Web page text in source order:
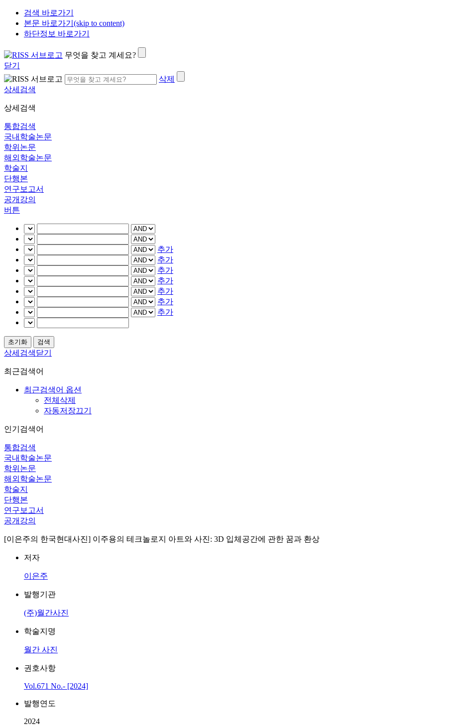
검색 바로가기
본문 바로가기(skip to content)
하단정보 바로가기
무엇을 찾고 계세요?
닫기
삭제
상세검색
상세검색
통합검색
국내학술논문
학위논문
해외학술논문
학술지
단행본
연구보고서
공개강의
버튼
추가
추가
추가
추가
추가
추가
추가
상세검색닫기
최근검색어
최근검색어 옵션
전체삭제
자동저장끄기
인기검색어
통합검색
국내학술논문
학위논문
해외학술논문
학술지
단행본
연구보고서
공개강의
[이은주의 한국현대사진] 이주용의 테크놀로지 아트와 사진: 3D 입체공간에 관한 꿈과 환상
저자
이은주
발행기관
(주)월간사진
학술지명
월간 사진
권호사항
Vol.671 No.- [2024]
발행연도
2024